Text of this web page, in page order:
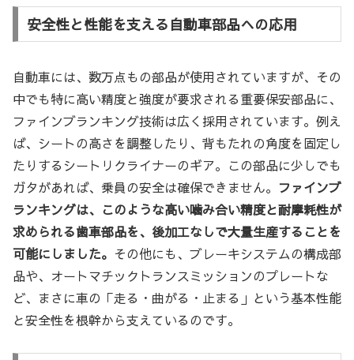
安全性と性能を支える自動車部品への応用
自動車には、数万点もの部品が使用されていますが、その
中でも特に高い精度と強度が要求される重要保安部品に、
ファインブランキング技術は広く採用されています。例え
ば、シートの高さを調整したり、背もたれの角度を固定し
たりするシートリクライナーのギア。この部品に少しでも
ガタがあれば、乗員の安全は確保できません。 ファインブ
ランキングは、このような高い噛み合い精度と耐摩耗性が
求められる歯車部品を、後加工なしで大量生産することを
可能にしました。 その他にも、ブレーキシステムの構成部
品や、オートマチックトランスミッションのプレートな
ど、まさに車の「走る・曲がる・止まる」という基本性能
と安全性を根幹から支えているのです。